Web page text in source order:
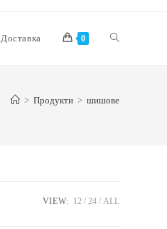
Доставка 0
> Продукти > шишове
VIEW: 12 24 ALL